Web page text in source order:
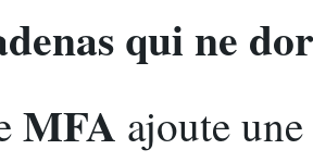
qui ne
MFA ajoute